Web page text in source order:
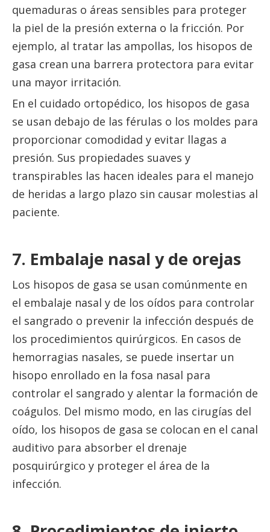
quemaduras o áreas sensibles para proteger
la piel de la presión externa o la fricción. Por
ejemplo, al tratar las ampollas, los hisopos de
gasa crean una barrera protectora para evitar
una mayor irritación.
En el cuidado ortopédico, los hisopos de gasa
se usan debajo de las férulas o los moldes para
proporcionar comodidad y evitar llagas a
presión. Sus propiedades suaves y
transpirables las hacen ideales para el manejo
de heridas a largo plazo sin causar molestias al
paciente.
7. Embalaje nasal y de orejas
Los hisopos de gasa se usan comúnmente en
el embalaje nasal y de los oídos para controlar
el sangrado o prevenir la infección después de
los procedimientos quirúrgicos. En casos de
hemorragias nasales, se puede insertar un
hisopo enrollado en la fosa nasal para
controlar el sangrado y alentar la formación de
coágulos. Del mismo modo, en las cirugías del
oído, los hisopos de gasa se colocan en el canal
auditivo para absorber el drenaje
posquirúrgico y proteger el área de la
infección.